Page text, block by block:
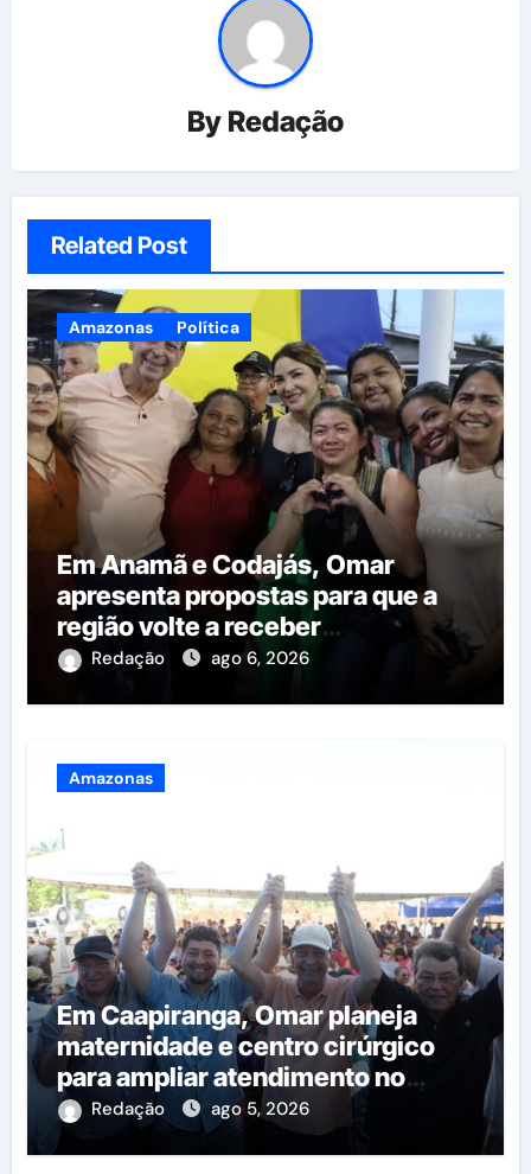
By Redação
Related Post
Amazonas Política
Em Anamã e Codajás, Omar
apresenta propostas para que a
região volte a receber
investimentos do governo do
Redação ago 6, 2026
Amazonas
Em Caapiranga, Omar planeja
maternidade e centro cirúrgico
para ampliar atendimento no
interior
Redação ago 5, 2026